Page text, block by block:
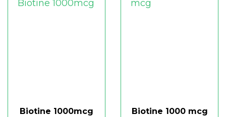
Biotine 1000mcg Biotine 1000 mcg